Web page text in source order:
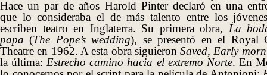
Hace un par de años Harold Pinter declaró en una
que lo consideraba el de más talento entre los
escriben teatro en Inglaterra. Su primera obra, La
papa (The Pope’s wedding), se presentó en el Royal
Theatre en 1962. A esta obra siguieronSaved, Early
la última: Estrecho camino hacia el extremo Norte. En